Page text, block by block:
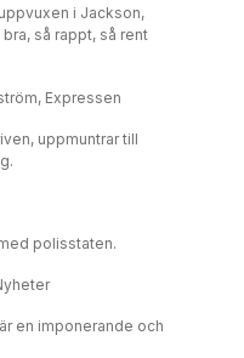
i Jackson,
så rappt, så rent
Expressen
uppmuntrar till
polisstaten.
en imponerande och